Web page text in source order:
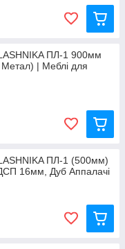
ПЛ-1 900мм
| Меблі для
ПЛ-1 (500мм)
16мм, Дуб Аппалачі